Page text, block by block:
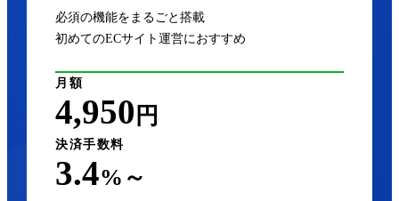
必須の機能をまるごと搭載
初めてのECサイト運営におすすめ
月額
4,950 円
決済手数料
3.4%～